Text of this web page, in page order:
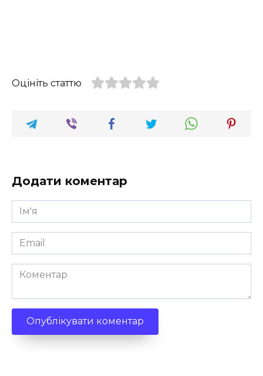
Оцініть статтю
Додати коментар
Ім'я
*
Email
*
Коментар